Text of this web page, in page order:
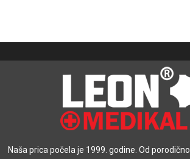
Naša prica počela je 1999. godine. Od